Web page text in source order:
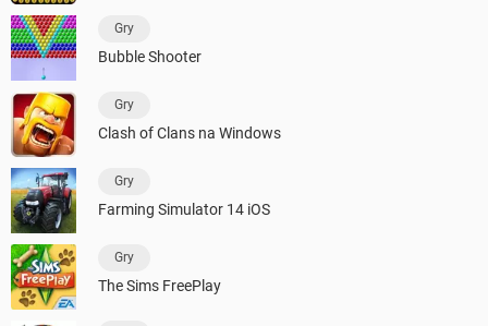
Gry
Bubble Shooter
Gry
Clash of Clans na Windows
Gry
Farming Simulator 14 iOS
Gry
The Sims FreePlay